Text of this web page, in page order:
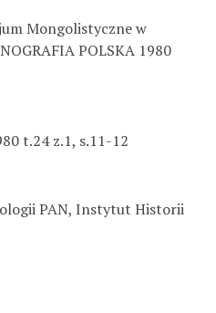
Mongolistyczne w
POLSKA 1980
t.24 z.1, s.11-12
PAN, Instytut Historii